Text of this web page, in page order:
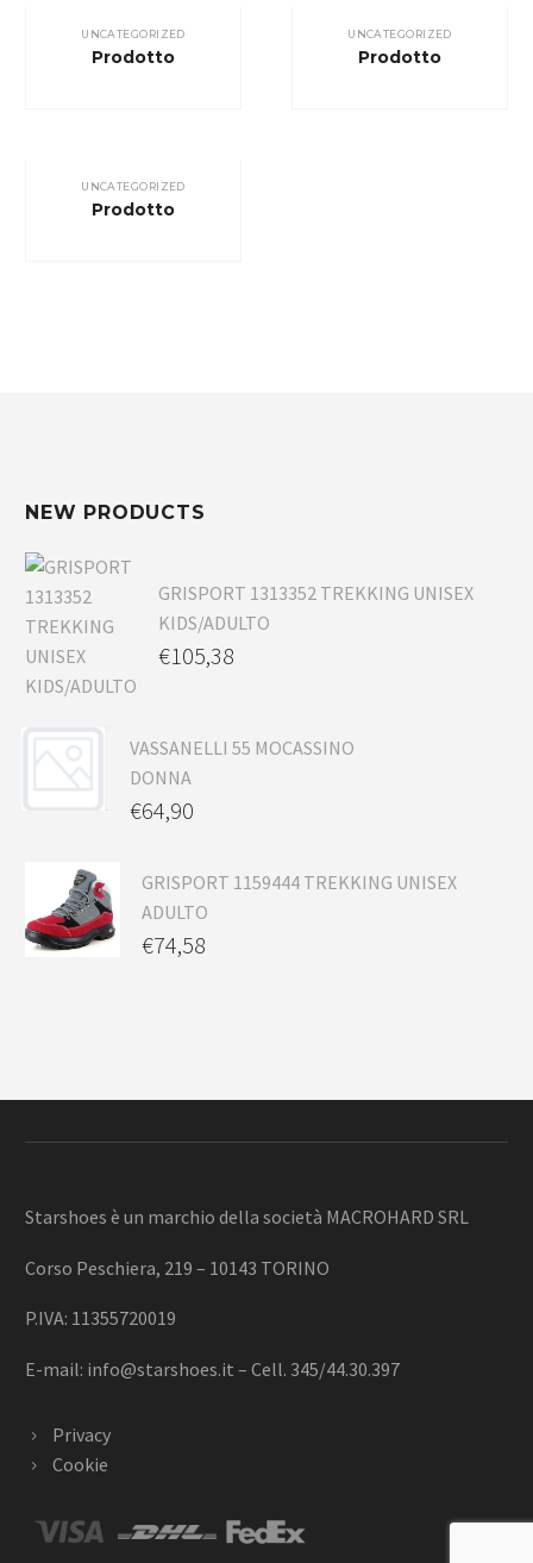
UNCATEGORIZED
Prodotto
UNCATEGORIZED
Prodotto
UNCATEGORIZED
Prodotto
NEW PRODUCTS
GRISPORT 1313352 TREKKING UNISEX
KIDS/ADULTO
€105,38
VASSANELLI 55 MOCASSINO
DONNA
€64,90
GRISPORT 1159444 TREKKING UNISEX
ADULTO
€74,58
Starshoes è un marchio della società MACROHARD SRL
Corso Peschiera, 219 – 10143 TORINO
P.IVA: 11355720019
E-mail: info@starshoes.it – Cell. 345/44.30.397
Privacy
Cookie